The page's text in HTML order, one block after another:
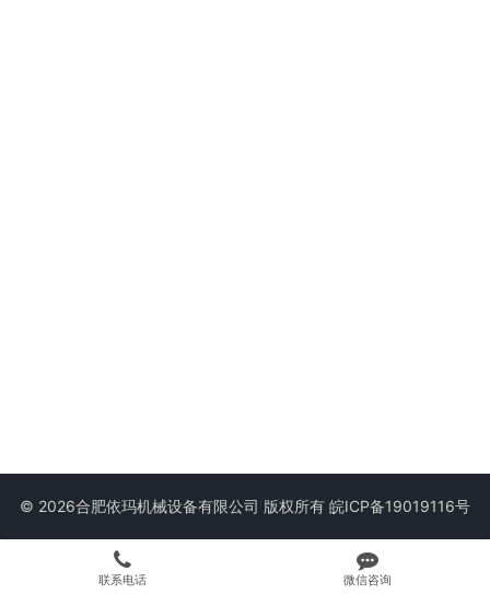
© 2026合肥依玛机械设备有限公司 版权所有 皖ICP备19019116号
联系电话 微信咨询